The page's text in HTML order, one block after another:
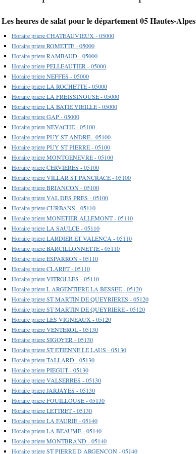
Les heures de salat pour le département 05 Hautes-Alpes
Horaire priere CHATEAUVIEUX - 05000
Horaire priere ROMETTE - 05000
Horaire priere RAMBAUD - 05000
Horaire priere PELLEAUTIER - 05000
Horaire priere NEFFES - 05000
Horaire priere LA ROCHETTE - 05000
Horaire priere LA FREISSINOUSE - 05000
Horaire priere LA BATIE VIEILLE - 05000
Horaire priere GAP - 05000
Horaire priere NEVACHE - 05100
Horaire priere PUY ST ANDRE - 05100
Horaire priere PUY ST PIERRE - 05100
Horaire priere MONTGENEVRE - 05100
Horaire priere CERVIERES - 05100
Horaire priere VILLAR ST PANCRACE - 05100
Horaire priere BRIANCON - 05100
Horaire priere VAL DES PRES - 05100
Horaire priere CURBANS - 05110
Horaire priere MONETIER ALLEMONT - 05110
Horaire priere LA SAULCE - 05110
Horaire priere LARDIER ET VALENCA - 05110
Horaire priere BARCILLONNETTE - 05110
Horaire priere ESPARRON - 05110
Horaire priere CLARET - 05110
Horaire priere VITROLLES - 05110
Horaire priere L ARGENTIERE LA BESSEE - 05120
Horaire priere ST MARTIN DE QUEYRIERES - 05120
Horaire priere ST MARTIN DE QUEYRIERE - 05120
Horaire priere LES VIGNEAUX - 05120
Horaire priere VENTEROL - 05130
Horaire priere SIGOYER - 05130
Horaire priere ST ETIENNE LE LAUS - 05130
Horaire priere TALLARD - 05130
Horaire priere PIEGUT - 05130
Horaire priere VALSERRES - 05130
Horaire priere JARJAYES - 05130
Horaire priere FOUILLOUSE - 05130
Horaire priere LETTRET - 05130
Horaire priere LA FAURIE - 05140
Horaire priere LA BEAUME - 05140
Horaire priere MONTBRAND - 05140
Horaire priere ST PIERRE D ARGENCON - 05140